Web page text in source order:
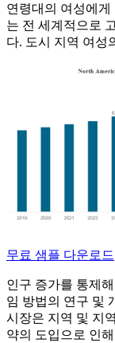
연령대의 여성에게
는 전 세계적으로
다. 도시 지역 여성
무료 샘플 다운로드
인구 증가를 통제
임 방법의 연구 및
시장은 지역 및 지
약의 도입으로 인